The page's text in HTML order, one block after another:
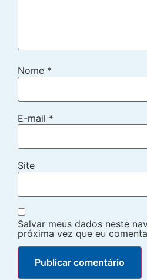
Nome *
E-mail *
Site
Salvar meus dados neste
próxima vez que eu